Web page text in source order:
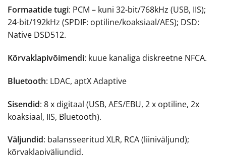
Formaatide tugi: PCM – kuni 32-bit/768kHz (USB, IIS);
24-bit/192kHz (SPDIF: optiline/koaksiaal/AES); DSD:
Native DSD512.
Kõrvaklapivõimendi: kuue kanaliga diskreetne NFCA.
Bluetooth: LDAC, aptX Adaptive
Sisendid: 8 x digitaal (USB, AES/EBU, 2 x optiline, 2x
koaksiaal, IIS, Bluetooth).
Väljundid: balansseeritud XLR, RCA (liiniväljund);
kõrvaklapiväljundid.